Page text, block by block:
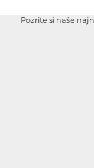
Pozrite si naše